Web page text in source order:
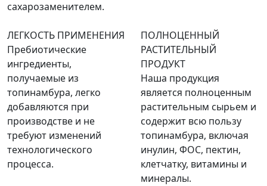
сахарозаменителем.
ЛЕГКОСТЬ ПРИМЕНЕНИЯ
Пребиотические
ингредиенты,
получаемые из
топинамбура, легко
добавляются при
производстве и не
требуют изменений
технологического
процесса.
ПОЛНОЦЕННЫЙ
РАСТИТЕЛЬНЫЙ
ПРОДУКТ
Наша продукция
является полноценным
растительным сырьем и
содержит всю пользу
топинамбура, включая
инулин, ФОС, пектин,
клетчатку, витамины и
минералы.